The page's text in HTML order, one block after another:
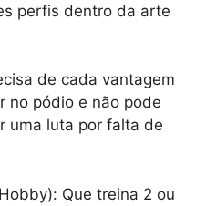
perfis dentro da arte
de cada vantagem
no pódio e não pode
uma luta por falta de
Que treina 2 ou